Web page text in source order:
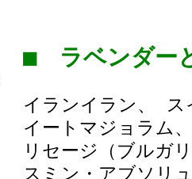
■ ラベンダー
イランイラン、
イートマジョラム
リセージ（ブルガ
スミン・アブソリ